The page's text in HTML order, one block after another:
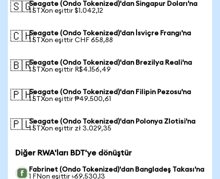
🇸🇬Seagate (Ondo Tokenized)'dan Singapur Doları'na
1 STXon eşittir $1.042,12
🇨🇭Seagate (Ondo Tokenized)'dan İsviçre Frangı'na
1 STXon eşittir CHF 658,88
🇧🇷Seagate (Ondo Tokenized)'dan Brezilya Reali'na
1 STXon eşittir R$4.156,49
🇵🇭Seagate (Ondo Tokenized)'dan Filipin Pezosu'na
1 STXon eşittir ₱49.500,61
🇵🇱Seagate (Ondo Tokenized)'dan Polonya Zlotisi'na
1 STXon eşittir zł 3.029,35
Diğer RWA'ları BDT'ye dönüştür
Fabrinet (Ondo Tokenized)'dan Bangladeş Takası'na
1 FNon eşittir ৳69.530,13